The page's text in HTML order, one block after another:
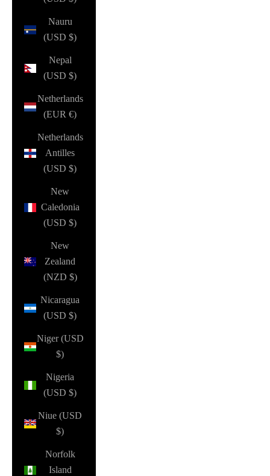
Nauru
(USD $)
Nepal
(USD $)
Netherlands
(EUR €)
Netherlands
Antilles
(USD $)
New
Caledonia
(USD $)
New
Zealand
(NZD $)
Nicaragua
(USD $)
Niger (USD
$)
Nigeria
(USD $)
Niue (USD
$)
Norfolk
Island